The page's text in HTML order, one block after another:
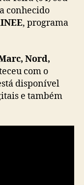
a
l
“
M
e
l
d
conhecido
, programa
Nord,
com o
disponível
e também